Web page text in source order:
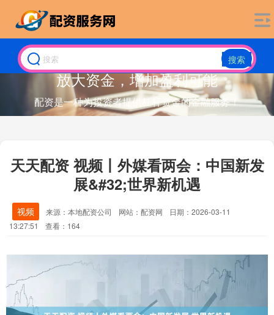
搜索
放大资金，增加盈利可能
配资是一种为投资者提供杠杆资金的金融服务！
天天配资 视频丨外媒看两会：中国新发
展&#32;世界新机遇
视频 来源：本地配资公司 网站：配资网
日期：2026-03-11
13:27:51
查看：164